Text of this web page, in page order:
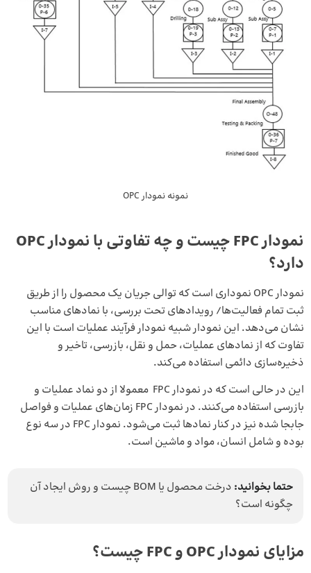
نمونه نمودار OPC
نمودار FPC چیست و چه تفاوتی با نمودار OPC
دارد؟
نمودار OPC نموداری است که توالی جریان یک محصول را از طریق
ثبت تمام فعالیت‌ها/ رویدادهای تحت بررسی، با نمادهای مناسب
نشان می‌دهد. این نمودار شبیه نمودار فرآیند عملیات است با این
تفاوت که از نمادهای عملیات، حمل و نقل، بازرسی، تاخیر و
ذخیره‌سازی دائمی استفاده می‌کند.
این در حالی است که در نمودار FPC معمولا از دو نماد عملیات و
بازرسی استفاده می‌کنند. در نمودار FPC زمان‌های عملیات و فواصل
جابجا شده نیز در کنار نمادها ثبت می‌شود. نمودار FPC در سه نوع
بوده و شامل انسان، مواد و ماشین است.
حتما بخوانید:
درخت محصول یا BOM چیست و روش ایجاد آن
چگونه است؟
مزایای نمودار OPC و FPC چیست؟